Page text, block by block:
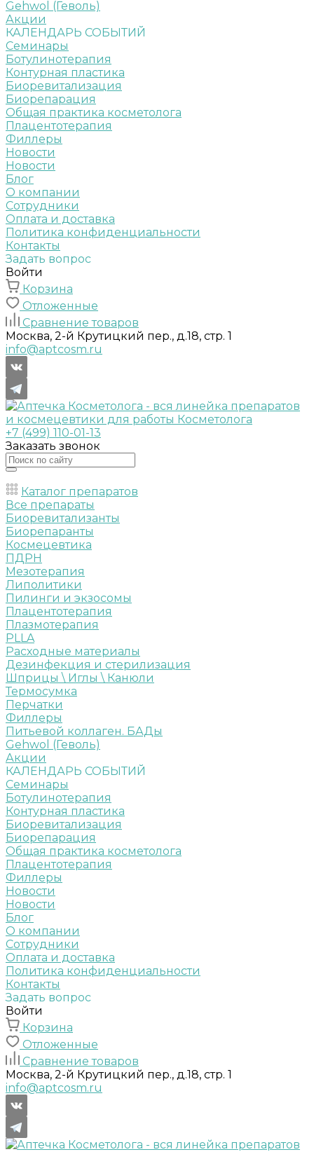
Gehwol (Геволь)
Акции
КАЛЕНДАРЬ СОБЫТИЙ
Семинары
Ботулинотерапия
Контурная пластика
Биоревитализация
Биорепарация
Общая практика косметолога
Плацентотерапия
Филлеры
Новости
Новости
Блог
О компании
Сотрудники
Оплата и доставка
Политика конфиденциальности
Контакты
Задать вопрос
Войти
Корзина
Отложенные
Сравнение товаров
Москва, 2-й Крутицкий пер., д.18, стр. 1
info@aptcosm.ru
+7 (499) 110-01-13
Заказать звонок
Каталог препаратов
Все препараты
Биоревитализанты
Биорепаранты
Космецевтика
ПДРН
Мезотерапия
Липолитики
Пилинги и экзосомы
Плацентотерапия
Плазмотерапия
PLLA
Расходные материалы
Дезинфекция и стерилизация
Шприцы \ Иглы \ Канюли
Термосумка
Перчатки
Филлеры
Питьевой коллаген. БАДы
Gehwol (Геволь)
Акции
КАЛЕНДАРЬ СОБЫТИЙ
Семинары
Ботулинотерапия
Контурная пластика
Биоревитализация
Биорепарация
Общая практика косметолога
Плацентотерапия
Филлеры
Новости
Новости
Блог
О компании
Сотрудники
Оплата и доставка
Политика конфиденциальности
Контакты
Задать вопрос
Войти
Корзина
Отложенные
Сравнение товаров
Москва, 2-й Крутицкий пер., д.18, стр. 1
info@aptcosm.ru